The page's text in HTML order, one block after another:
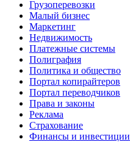
Грузоперевозки
Малый бизнес
Маркетинг
Недвижимость
Платежные системы
Полиграфия
Политика и общество
Портал копирайтеров
Портал переводчиков
Права и законы
Реклама
Страхование
Финансы и инвестиции